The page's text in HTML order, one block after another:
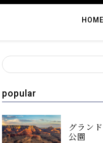
HOME
popular
グラン
公園